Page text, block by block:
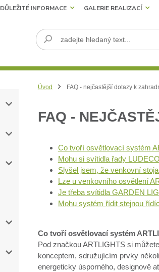
DŮLEŽITÉ INFORMACE GALERIE REALIZACÍ
Úvod FAQ - nejčastější dotazy k
FAQ -
Co tvoří osvětlovací systém
Mohu si svítidla řady
Slyšel jsem, že venkovní
Lze u venkovního osvětlení
Je třeba svítidla GARDEN
Mohu systém řídit stejnou
Co tvoří osvětlovací systém
Pod značkou ARTLIGHTS si
konceptem, sdružujícím prvky
energeticky úsporného, designově